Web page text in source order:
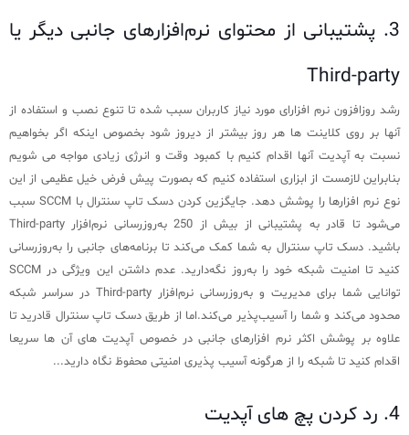
3. پشتیبانی از محتوای نرم‌افزارهای جانبی دیگر یا
Third-party
رشد روزافزون نرم افزارای مورد نیاز کاربران سبب شده تا تنوع نصب و استفاده از
آنها بر روی کلاینت ها هر روز بیشتر از دیروز شود بخصوص اینکه اگر بخواهیم
نسبت به آپدیت آنها اقدام کنیم با کمبود وقت و انرژی زیادی مواجه می شویم
بنابراین لازمست از ابزاری استفاده کنیم که بصورت پیش فرض خیل عظیمی از این
نوع نرم افزارها را پوشش دهد. جایگزین کردن دسک تاپ سنترال با SCCM سبب
می‌شود تا قادر به پشتیبانی از بیش از 250 به‌روزرسانی نرم‌افزار Third-party
باشید. دسک تاپ سنترال به شما کمک می‌کند تا برنامه‌های جانبی را به‌روزرسانی
کنید تا امنیت شبکه خود را به‌روز نگه‌دارید. عدم داشتن این ویژگی در SCCM
توانایی شما برای مدیریت و به‌روزرسانی نرم‌افزار Third-party در سراسر شبکه
محدود می‌کند و شما را آسیب‌پذیر می‌کند.اما از طریق دسک تاپ سنترال قادرید تا
علاوه بر پوشش اکثر نرم افزارهای جانبی در خصوص آپدیت های آن ها سریعا
اقدام کنید تا شبکه را از هرگونه آسیب پذیری امنیتی محفوظ نگاه دارید...
4. رد کردن پچ های آپدیت